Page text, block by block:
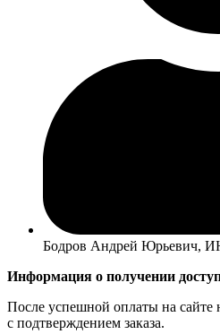
Бодров Андрей Юрьевич,
Информация о получении
После успешной оплаты на сайте
с подтверждением заказа.